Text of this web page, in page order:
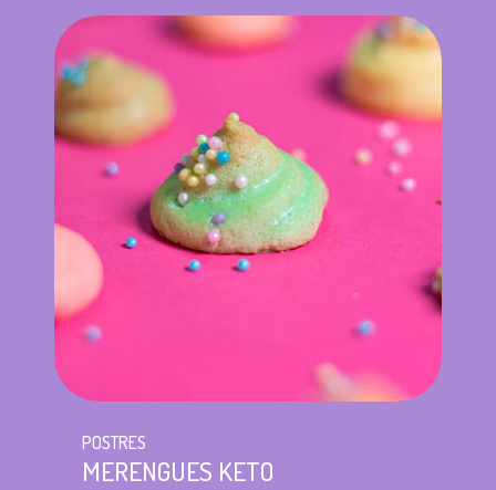
POSTRES
MERENGUES KETO